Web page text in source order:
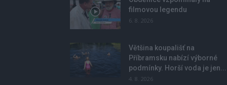
filmovou legendu
6. 8. 2026
Většina koupališť na
Příbramsku nabízí výborné
podmínky. Horší voda je jen...
4. 8. 2026